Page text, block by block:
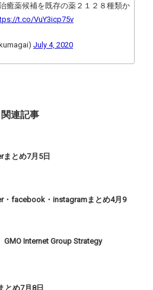
薬候補を既存の薬２１２８種類か
t.co/VuY3icp75v
July 4, 2020
関連記事
まとめ7月5日
・facebook・instagramまとめ4月9
GMO Internet Group Strategy
とめ7月8日